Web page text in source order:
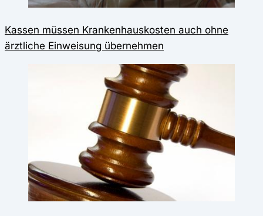
Kassen müssen Krankenhauskosten auch ohne
ärztliche Einweisung übernehmen